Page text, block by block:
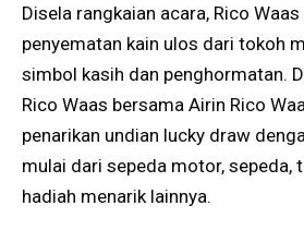
Disela rangkaian acara, Rico
penyematan kain ulos dari tokoh
simbol kasih dan penghormatan.
Rico Waas bersama Airin Rico
penarikan undian lucky draw
mulai dari sepeda motor, sepeda,
hadiah menarik lainnya.